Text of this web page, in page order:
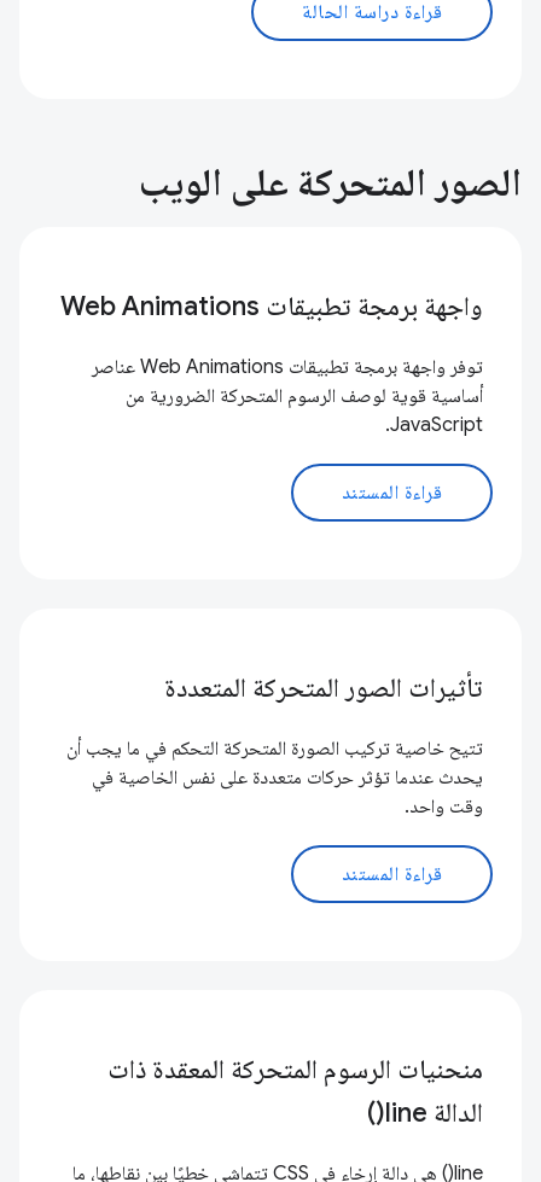
قراءة دراسة الحالة
الصور المتحركة على الويب
واجهة برمجة تطبيقات Web Animations
توفر واجهة برمجة تطبيقات Web Animations عناصر
أساسية قوية لوصف الرسوم المتحركة الضرورية من
JavaScript.
قراءة المستند
تأثيرات الصور المتحركة المتعددة
تتيح خاصية تركيب الصورة المتحركة التحكم في ما يجب أن
يحدث عندما تؤثر حركات متعددة على نفس الخاصية في
وقت واحد.
قراءة المستند
منحنيات الرسوم المتحركة المعقدة ذات
الدالة line()
line() هي دالة إرخاء في CSS تتماشى خطيًا بين نقاطها، ما